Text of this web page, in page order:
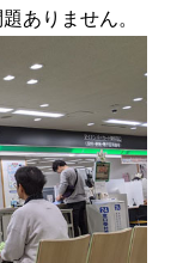
ありません。